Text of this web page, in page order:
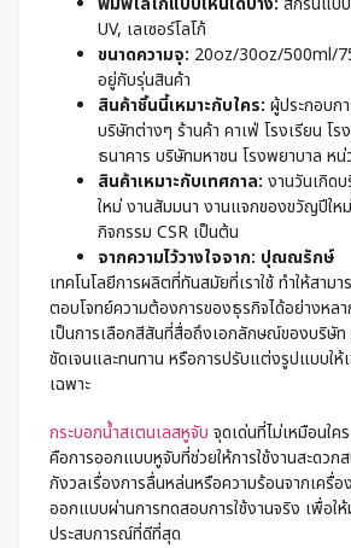
UV, เลเซอร์โลโก้
ขนาดความจุ: 20oz/30oz/500ml/
อยู่กับรุ่นสินค้า
สินค้าชิ้นนี้เหมาะกับใคร: ผู้ประกอบก
บริษัทต่างๆ ร้านค้า คาเฟ่ โรงเรียน โ
ธนาคาร บริษัทมหาชน โรงพยาบาล หน่
สินค้าเหมาะกับเทศกาล: งานวันเกิด
ใหม่ งานสัมมนา งานแจกของขวัญปีให
กิจกรรม CSR เป็นต้น
จากความไว้วางใจจาก: ปุณณรักษ์
เทคโนโลยีการผลิตที่ทันสมัยที่เราใช้ ทำให้สาม
ตอบโจทย์ความต้องการของธุรกิจได้อย่างหลา
เป็นการเลือกสีสันที่สื่อถึงเอกลักษณ์ของบริษัท
ชัดเจนและทนทาน หรือการปรับแต่งรูปแบบให้
เฉพาะ
กระบอกน้ำสเตนเลสหูจับ จุดเด่นที่ไม่เหมือนใ
คือการออกแบบหูจับที่ช่วยให้การใช้งานสะดวก
กังวลเรื่องการลื่นหล่นหรือความร้อนจากเครื่
ออกแบบผ่านการทดสอบการใช้งานจริง เพื่อให้
ประสบการณ์ที่ดีที่สุด